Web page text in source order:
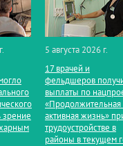
зрение
5 августа 2026 г.
17 врачей и
фельдшеров
выплаты по
«Продолжительная
активная жизнь»
трудоустройстве в
районы в текущем